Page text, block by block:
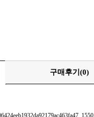
구매후기 (0)